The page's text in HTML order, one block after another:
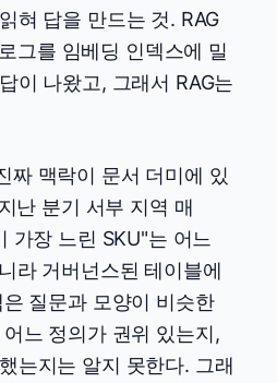
혀 답을 만드는 것. RAG
그를 임베딩 인덱스에 밀
이 나왔고, 그래서 RAG는
짜 맥락이 문서 더미에 있
난 분기 서부 지역 매
가장 느린 SKU"는 어느
라 거버넌스된 테이블에
질문과 모양이 비슷한
느 정의가 권위 있는지,
는지는 알지 못한다. 그래